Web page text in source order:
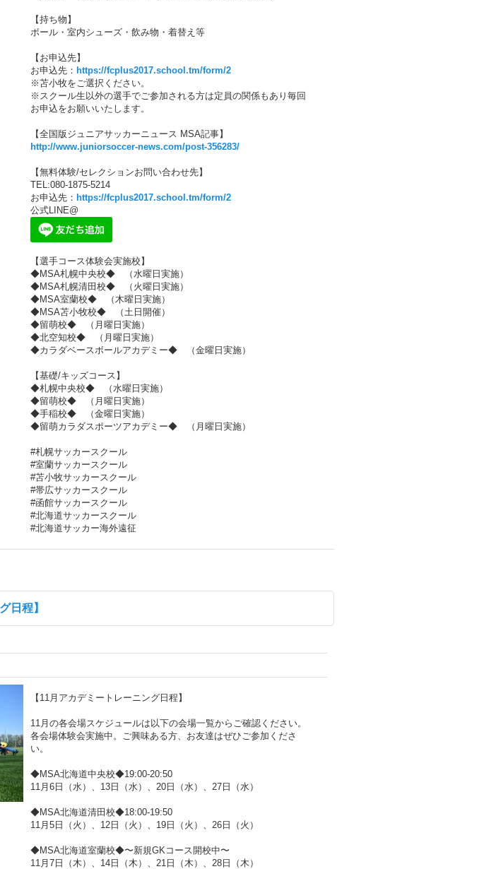
【持ち物】
ボール・室内シューズ・飲み物・着替え等
【お申込先】
お申込先： https://fcplus2017.school.tm/form/2
※苫小牧をご選択ください。
※スクール生以外の選手でご参加される方は定員の関係もあり毎回
お申込をお願いいたします。
【全国版ジュニアサッカーニュース MSA記事】
http://www.juniorsoccer-news.com/post-356283/
【無料体験/セレクションお問い合わせ先】
TEL:080-1875-5214
お申込先： https://fcplus2017.school.tm/form/2
公式LINE@
【選手コース体験会実施校】
◆MSA札幌中央校◆ （水曜日実施）
◆MSA札幌清田校◆ （火曜日実施）
◆MSA室蘭校◆ （木曜日実施）
◆MSA苫小牧校◆ （土日開催）
◆留萌校◆ （月曜日実施）
◆北空知校◆ （月曜日実施）
◆カラダベースボールアカデミー◆ （金曜日実施）
【基礎/キッズコース】
◆札幌中央校◆ （水曜日実施）
◆留萌校◆ （月曜日実施）
◆手稲校◆ （金曜日実施）
◆留萌カラダスポーツアカデミー◆ （月曜日実施）
#札幌サッカースクール
#室蘭サッカースクール
#苫小牧サッカースクール
#帯広サッカースクール
#函館サッカースクール
#北海道サッカースクール
#北海道サッカー海外遠征
日程】
【11月アカデミートレーニング日程】
11月の各会場スケジュールは以下の会場一覧からご確認ください。
各会場体験会実施中。ご興味ある方、お友達はぜひご参加くださ
い。
◆MSA北海道中央校◆19:00-20:50
11月6日（水）、13日（水）、20日（水）、27日（水）
◆MSA北海道清田校◆18:00-19:50
11月5日（火）、12日（火）、19日（火）、26日（火）
◆MSA北海道室蘭校◆〜新規GKコース開校中〜
11月7日（木）、14日（木）、21日（木）、28日（木）